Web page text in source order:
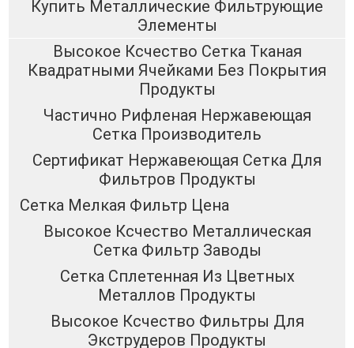
Купить Металлические Фильтрующие
Элементы
Высокое Ксчество Сетка Тканая
Квадратными Ячейками Без Покрытия
Продукты
Частично Рифленая Нержавеющая
Сетка Производитель
Сертификат Нержавеющая Сетка Для
Фильтров Продукты
Сетка Мелкая Фильтр Цена
Высокое Ксчество Металлическая
Сетка Фильтр Заводы
Сетка Сплетенная Из Цветных
Металлов Продукты
Высокое Ксчество Фильтры Для
Экструдеров Продукты